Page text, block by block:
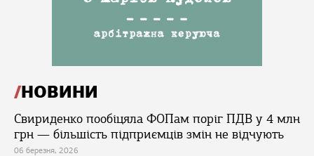
НОВИНИ
Свириденко пообіцяла ФОПам поріг ПДВ у 4 млн
грн — більшість підприємців змін не відчують
06 березня, 2026